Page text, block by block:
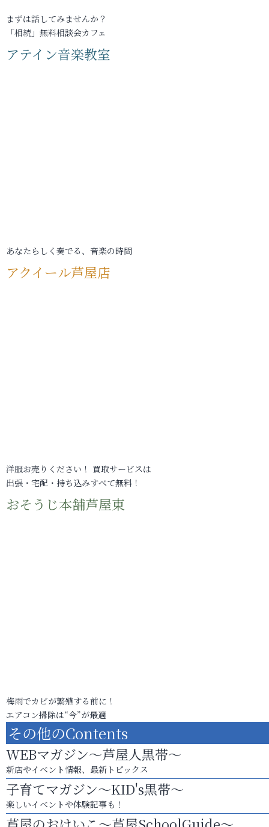
まずは話してみませんか？
「相続」無料相談会カフェ
アテイン音楽教室
あなたらしく奏でる、音楽の時間
アクイール芦屋店
洋服お売りください！ 買取サービスは
出張・宅配・持ち込みすべて無料！
おそうじ本舗芦屋東
梅雨でカビが繁殖する前に！
エアコン掃除は“今”が最適
その他のContents
WEBマガジン～芦屋人黒帯～
新店やイベント情報、最新トピックス
子育てマガジン～KID's黒帯～
楽しいイベントや体験記事も！